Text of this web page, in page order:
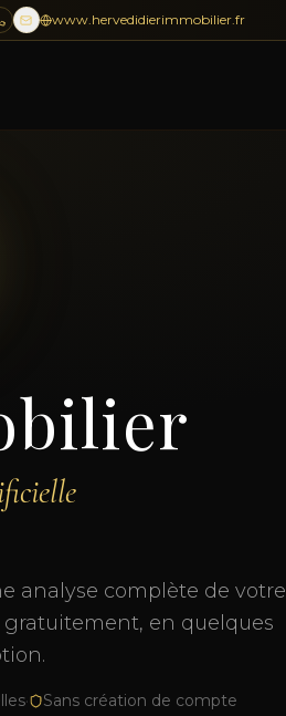
www.hervedidierimmobilier.fr
analyse complète de votre
en quelques
· Sans création de compte